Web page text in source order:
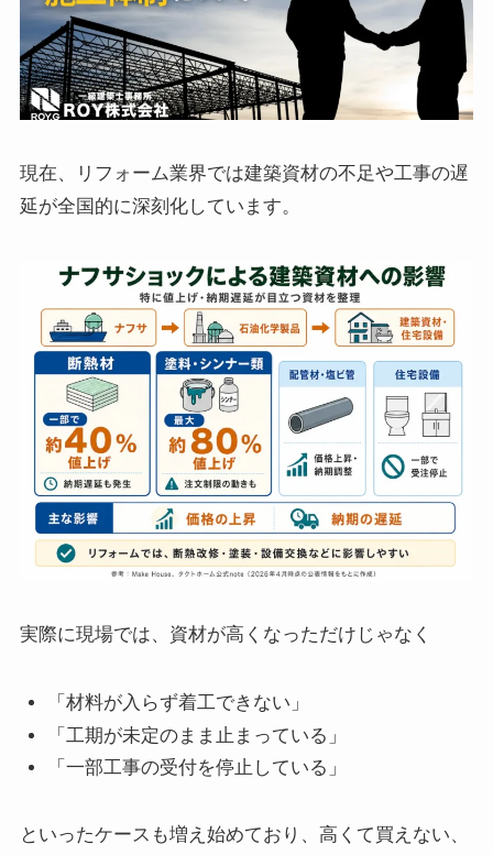
現在、リフォーム業界では建築資材の不足や工事の遅
延が全国的に深刻化しています。
実際に現場では、資材が高くなっただけじゃなく
「材料が入らず着工できない」
「工期が未定のまま止まっている」
「一部工事の受付を停止している」
といったケースも増え始めており、高くて買えない、